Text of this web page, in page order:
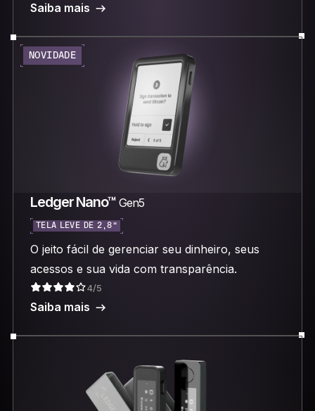
Saiba mais
NOVIDADE
Ledger Nano™ Gen5
TELA LEVE DE 2,8”
O jeito fácil de gerenciar seu dinheiro, seus
acessos e sua vida com transparência.
4/5
Saiba mais